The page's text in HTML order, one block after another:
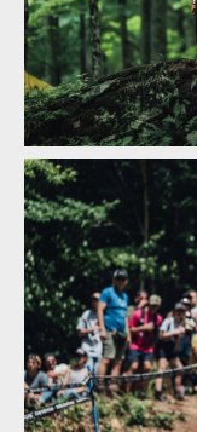
Světový pohátr ve
Světový pohátr ve
Světový pohátr ve